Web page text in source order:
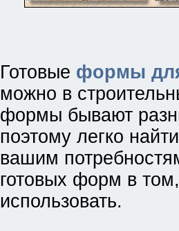
Готовые формы для
можно в
формы бывают
поэтому легко
вашим
готовых форм в
использовать.